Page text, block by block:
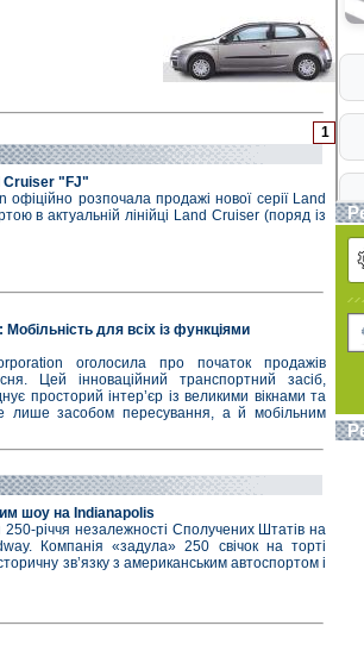
1
Cruiser "FJ"
розпочала продажі нової серії Land
в актуальній лінійці Land Cruiser (поряд із
для всіх із функціями
оголосила про початок продажів
Цей інноваційний транспортний засіб,
просторий інтер’єр із великими вікнами та
лише засобом пересування, а й мобільним
шоу на Indianapolis
річчя незалежності Сполучених Штатів на
Компанія «задула» 250 свічок на торті
зв’язку з американським автоспортом і